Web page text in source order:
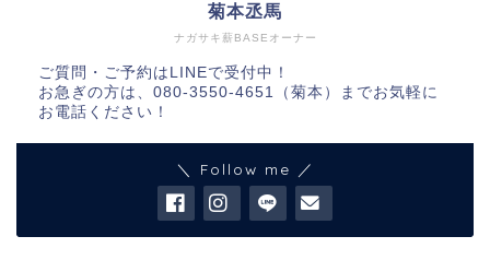
ナガサキ薪BASEオーナー
菊本丞馬
ご質問・ご予約はLINEで受付中！
お急ぎの方は、080-3550-4651（菊本）までお気軽に
お電話ください！
＼ Follow me ／